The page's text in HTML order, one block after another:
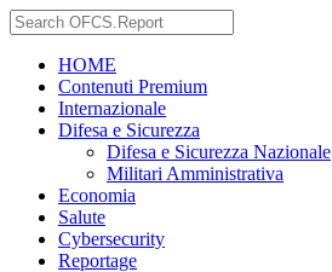
HOME
Contenuti Premium
Internazionale
Difesa e Sicurezza
Difesa e Sicurezza Nazionale
Militari Amministrativa
Economia
Salute
Cybersecurity
Reportage